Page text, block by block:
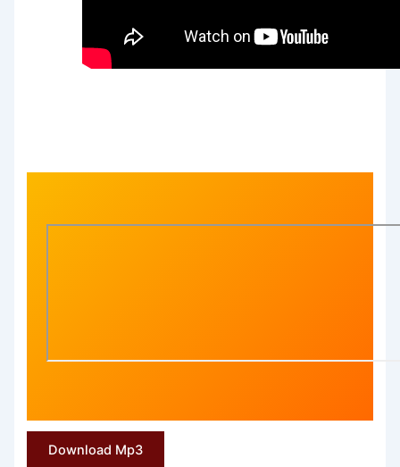
Download Mp3